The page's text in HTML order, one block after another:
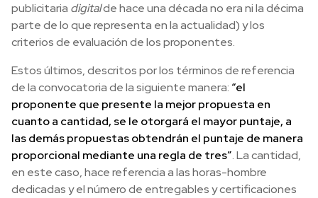
publicitaria digitalde hace una década no era ni la décima
parte de lo que representa en la actualidad) y los
criterios de evaluación de los proponentes.
Estos últimos, descritos por los términos de referencia
de la convocatoria de la siguiente manera: “el
proponente que presente la mejor propuesta en
cuanto a cantidad, se le otorgará el mayor puntaje, a
las demás propuestas obtendrán el puntaje de manera
proporcional mediante una regla de tres”. La cantidad,
en este caso, hace referencia a las horas-hombre
dedicadas y el número de entregables y certificaciones